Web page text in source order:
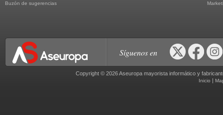
Buzón de sugerencias
Síguenos en
Copyright © 2026 Aseuropa mayorista informático y
Inicio |